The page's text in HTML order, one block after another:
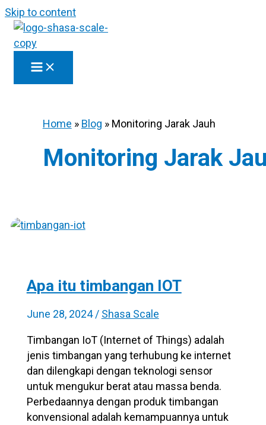
Skip to content
Home » Blog » Monitoring Jarak Jauh
Monitoring Jarak
Apa itu timbangan IOT
June 28, 2024/ Shasa Scale
Timbangan IoT (Internet of Things) adalah
jenis timbangan yang terhubung ke internet
dan dilengkapi dengan teknologi sensor
untuk mengukur berat atau massa benda.
Perbedaannya dengan produk timbangan
konvensional adalah kemampuannya untuk